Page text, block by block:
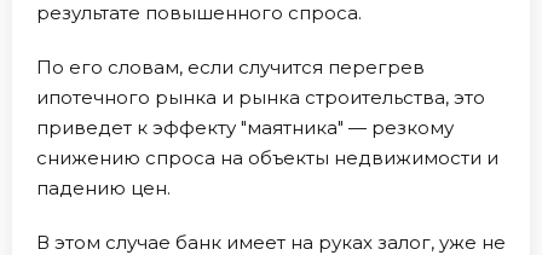
результате повышенного спроса.
По его словам, если случится перегрев
ипотечного рынка и рынка строительства, это
приведет к эффекту "маятника" — резкому
снижению спроса на объекты недвижимости и
падению цен.
В этом случае банк имеет на руках залог, уже не